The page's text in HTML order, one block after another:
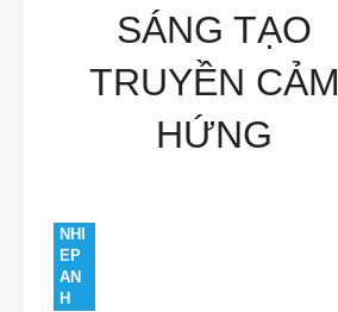
SÁNG TẠO
TRUYỀN CẢM
HỨNG
NHI
EP
AN
H